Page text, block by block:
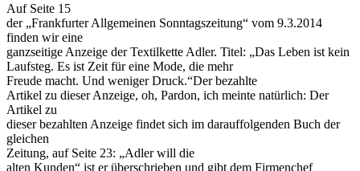
Auf Seite 15
der „Frankfurter Allgemeinen Sonntagszeitung“ vom 9.3.2014
finden wir eine
ganzseitige Anzeige der Textilkette Adler. Titel: „Das Leben ist kein
Laufsteg. Es ist Zeit für eine Mode, die mehr
Freude macht. Und weniger Druck.“Der bezahlte
Artikel zu dieser Anzeige, oh, Pardon, ich meinte natürlich: Der
Artikel zu
dieser bezahlten Anzeige findet sich im darauffolgenden Buch der
gleichen
Zeitung, auf Seite 23: „Adler will die
alten Kunden“ ist er überschrieben und gibt dem Firmenchef